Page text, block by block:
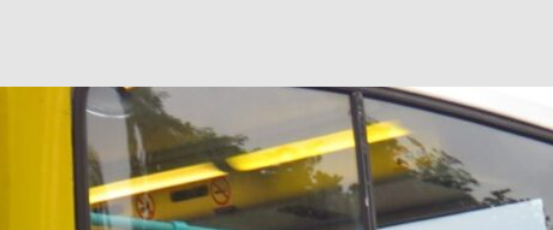
[ 2026-06-23 ]
【纜車】昂坪360正式開展20周年慶典 玩轉「日與夜」好時光
[ 2026-06-22 ] Adidas FIFA 世界盃 The Yard 巴士巡遊 CITYBUS 城巴